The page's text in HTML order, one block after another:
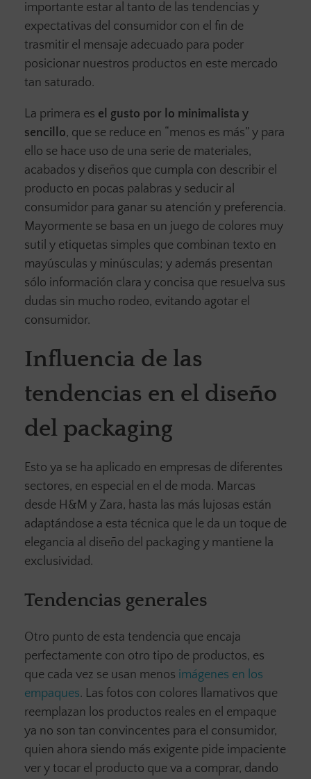
importante estar al tanto de las tendencias y
expectativas del consumidor con el fin de
trasmitir el mensaje adecuado para poder
posicionar nuestros productos en este mercado
tan saturado.
La primera es el gusto por lo minimalista y
sencillo, que se reduce en “menos es más” y para
ello se hace uso de una serie de materiales,
acabados y diseños que cumpla con describir el
producto en pocas palabras y seducir al
consumidor para ganar su atención y preferencia.
Mayormente se basa en un juego de colores muy
sutil y etiquetas simples que combinan texto en
mayúsculas y minúsculas; y además presentan
sólo información clara y concisa que resuelva sus
dudas sin mucho rodeo, evitando agotar el
consumidor.
Influencia de las
tendencias en el diseño
del packaging
Esto ya se ha aplicado en empresas de diferentes
sectores, en especial en el de moda. Marcas
desde H&M y Zara, hasta las más lujosas están
adaptándose a esta técnica que le da un toque de
elegancia al diseño del packaging y mantiene la
exclusividad.
Tendencias generales
Otro punto de esta tendencia que encaja
perfectamente con otro tipo de productos, es
que cada vez se usan menos imágenes en los
empaques. Las fotos con colores llamativos que
reemplazan los productos reales en el empaque
ya no son tan convincentes para el consumidor,
quien ahora siendo más exigente pide impaciente
ver y tocar el producto que va a comprar, dando